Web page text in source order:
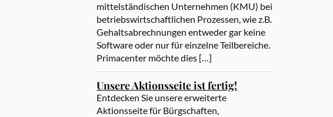
mittelständischen Unternehmen (KMU) bei
betriebswirtschaftlichen Prozessen, wie z.B.
Gehaltsabrechnungen entweder gar keine
Software oder nur für einzelne Teilbereiche.
Primacenter möchte dies […]
Unsere Aktionsseite ist fertig!
Entdecken Sie unsere erweiterte
Aktionsseite für Bürgschaften,